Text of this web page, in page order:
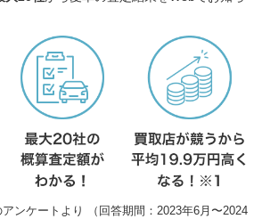
ンケートより （回答期間：2023年6月〜2024